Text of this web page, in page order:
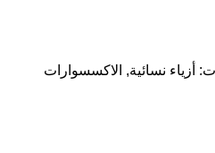
أزياء نسائية, الاكسسوارات